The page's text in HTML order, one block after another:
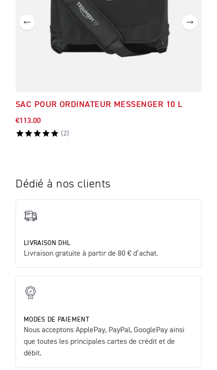
SAC POUR ORDINATEUR MESSENGER 10 L
€113.00
(2)
Dédié à nos clients
LIVRAISON DHL
Livraison gratuite à partir de 80 € d’achat.
MODES DE PAIEMENT
Nous acceptons ApplePay, PayPal, GooglePay ainsi
que toutes les principales cartes de crédit et de
débit.